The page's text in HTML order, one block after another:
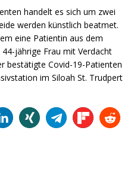
handelt es sich um zwei
werden künstlich beatmet.
eine Patientin aus dem
jährige Frau mit Verdacht
bestätigte Covid-19-Patienten
im Siloah St. Trudpert